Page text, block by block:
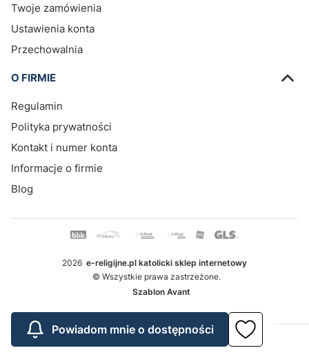
Twoje zamówienia
Ustawienia konta
Przechowalnia
O FIRMIE
Regulamin
Polityka prywatności
Kontakt i numer konta
Informacje o firmie
Blog
2026 e-religijne.pl katolicki sklep internetowy
© Wszystkie prawa zastrzeżone.
Szablon Avant
Powiadom mnie o dostępności